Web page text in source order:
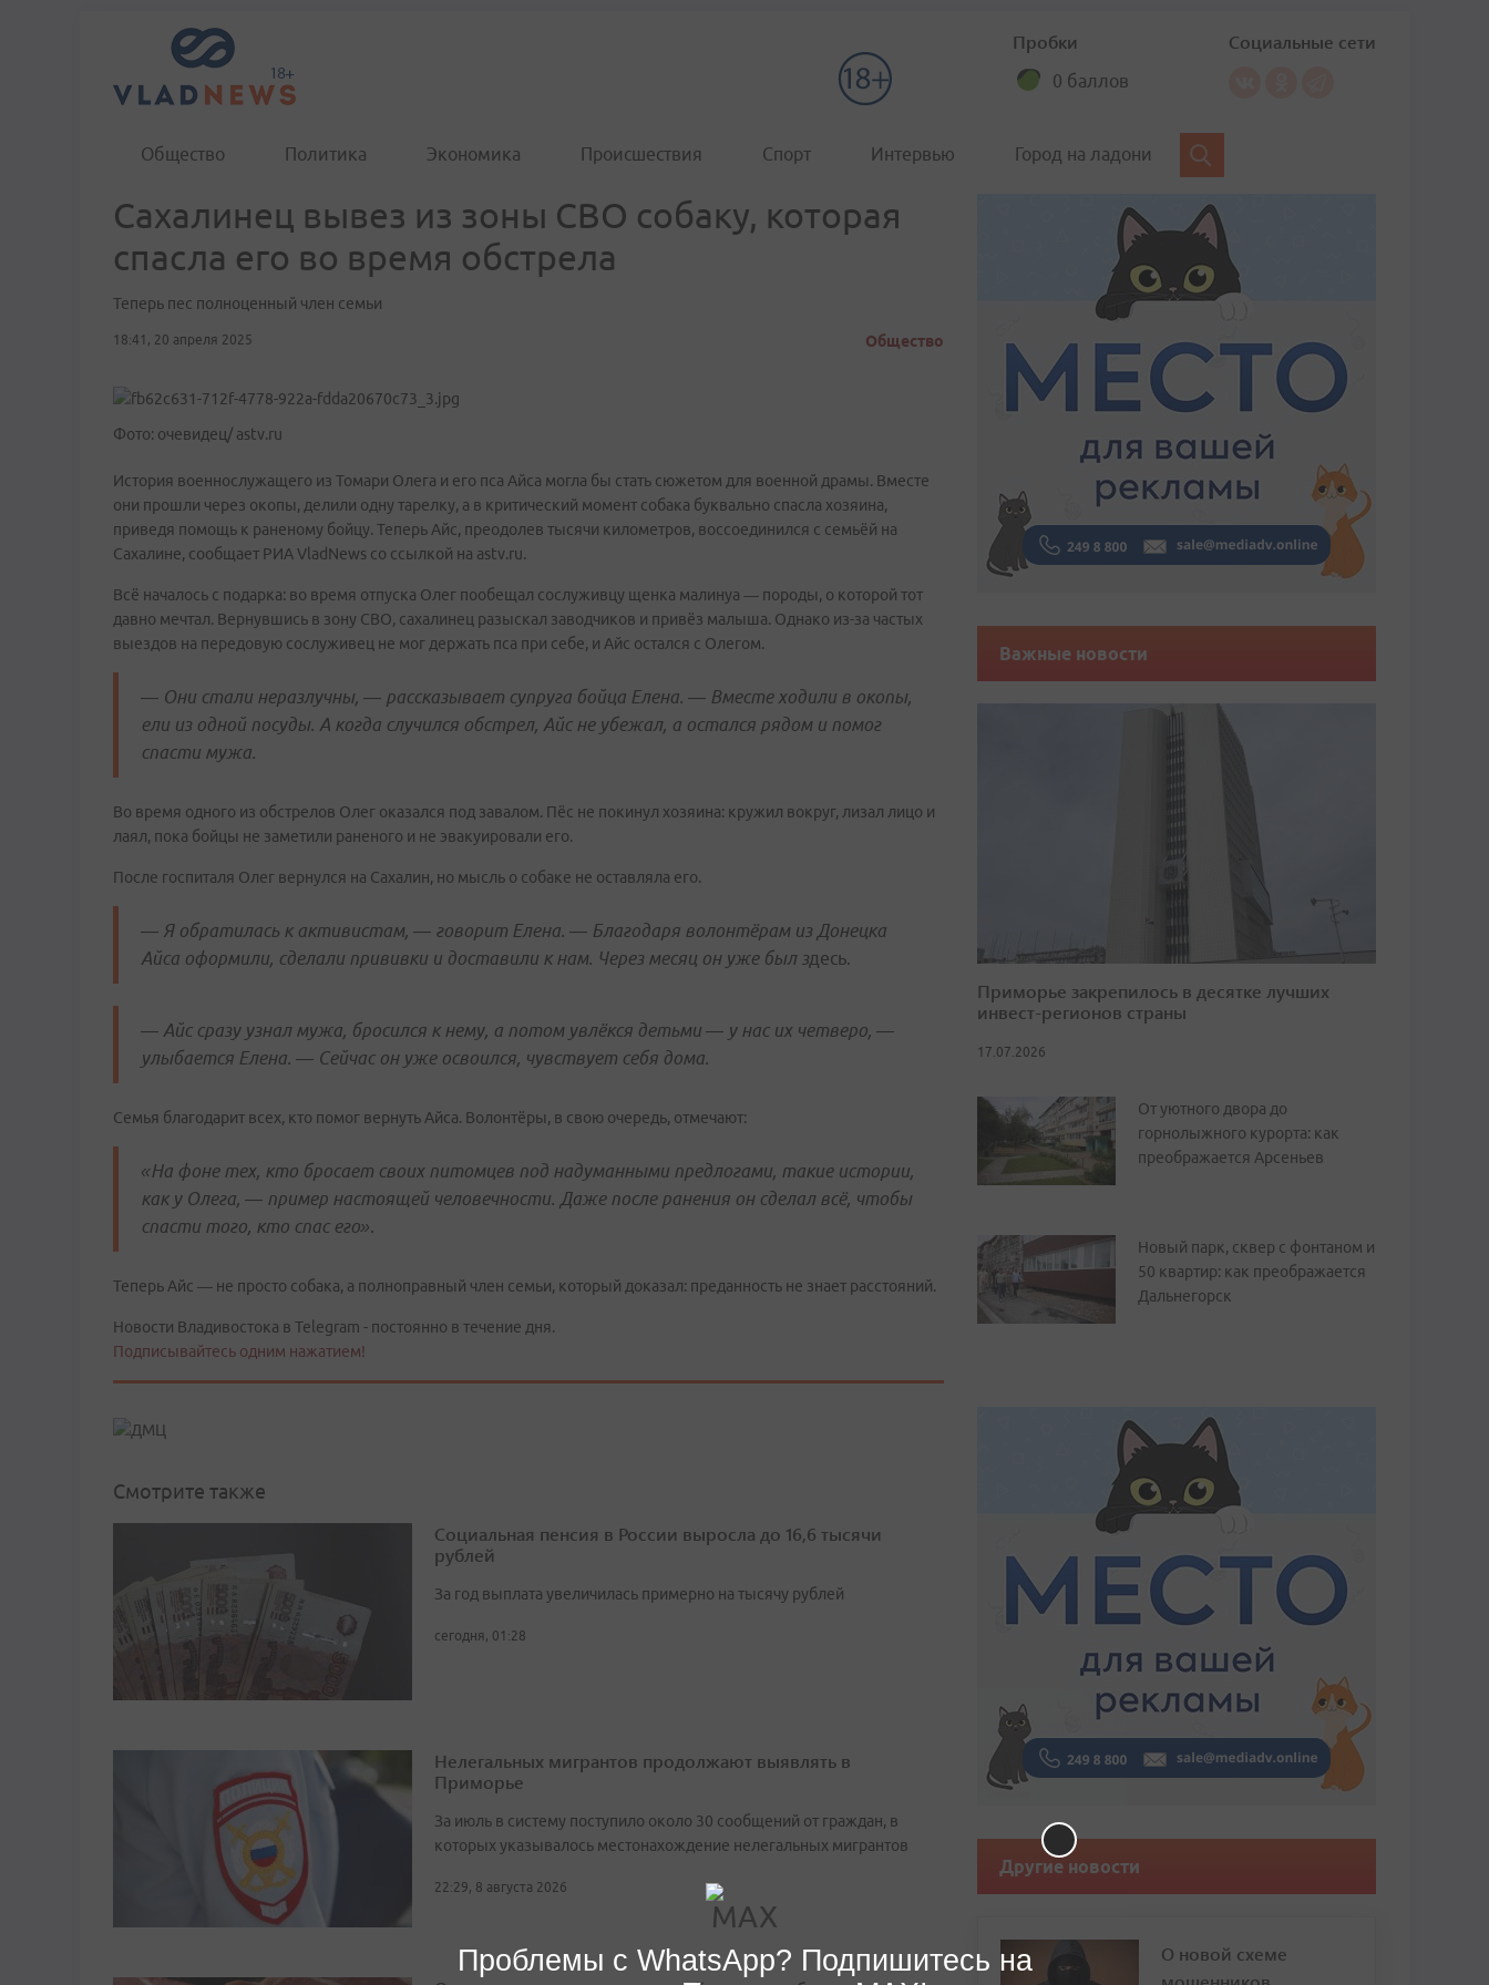
Пробки
0 баллов
Социальные сети
Общество Политика Экономика Происшествия Спорт Интервью Город на ладони
Сахалинец вывез из зоны СВО собаку, которая
спасла его во время обстрела
Теперь пес полноценный член семьи
18:41, 20 апреля 2025 Общество
Фото: очевидец/ astv.ru
История военнослужащего из Томари Олега и его пса Айса могла бы стать сюжетом для военной драмы. Вместе
они прошли через окопы, делили одну тарелку, а в критический момент собака буквально спасла хозяина,
приведя помощь к раненому бойцу. Теперь Айс, преодолев тысячи километров, воссоединился с семьёй на
Сахалине, сообщает РИА VladNews со ссылкой на astv.ru.
Всё началось с подарка: во время отпуска Олег пообещал сослуживцу щенка малинуа — породы, о которой тот
давно мечтал. Вернувшись в зону СВО, сахалинец разыскал заводчиков и привёз малыша. Однако из-за частых
выездов на передовую сослуживец не мог держать пса при себе, и Айс остался с Олегом.
— Они стали неразлучны, — рассказывает супруга бойца Елена. — Вместе ходили в окопы,
ели из одной посуды. А когда случился обстрел, Айс не убежал, а остался рядом и помог
спасти мужа.
Во время одного из обстрелов Олег оказался под завалом. Пёс не покинул хозяина: кружил вокруг, лизал лицо и
лаял, пока бойцы не заметили раненого и не эвакуировали его.
После госпиталя Олег вернулся на Сахалин, но мысль о собаке не оставляла его.
— Я обратилась к активистам, — говорит Елена. — Благодаря волонтёрам из Донецка
Айса оформили, сделали прививки и доставили к нам. Через месяц он уже был здесь.
— Айс сразу узнал мужа, бросился к нему, а потом увлёкся детьми — у нас их четверо, —
улыбается Елена. — Сейчас он уже освоился, чувствует себя дома.
Семья благодарит всех, кто помог вернуть Айса. Волонтёры, в свою очередь, отмечают:
«На фоне тех, кто бросает своих питомцев под надуманными предлогами, такие истории,
как у Олега, — пример настоящей человечности. Даже после ранения он сделал всё, чтобы
спасти того, кто спас его».
Теперь Айс — не просто собака, а полноправный член семьи, который доказал: преданность не знает расстояний.
Новости Владивостока в Telegram - постоянно в течение дня.
Подписывайтесь одним нажатием!
Смотрите также
Социальная пенсия в России выросла до 16,6 тысячи
рублей
За год выплата увеличилась примерно на тысячу рублей
сегодня, 01:28
Нелегальных мигрантов продолжают выявлять в
Приморье
За июль в систему поступило около 30 сообщений от граждан, в
которых указывалось местонахождение нелегальных мигрантов
22:29, 8 августа 2026
Важные новости
Приморье закрепилось в десятке лучших
инвест-регионов страны
17.07.2026
От уютного двора до
горнолыжного курорта: как
преображается Арсеньев
Новый парк, сквер с фонтаном и
50 квартир: как преображается
Дальнегорск
Другие новости
О новой схеме
Проблемы с WhatsApp? Подпишитесь на